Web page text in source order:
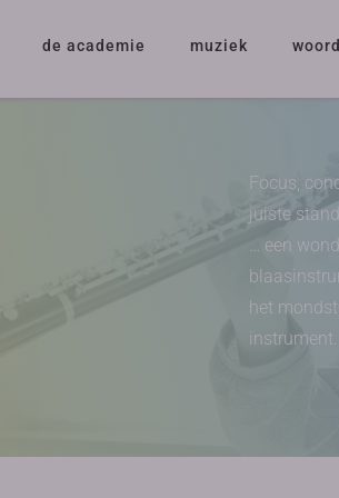
de academie muziek woord
Focus,
juiste
… een
het
instrument.